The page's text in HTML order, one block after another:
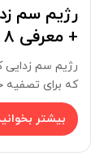
رژیم سم
+ معرفی 8 روش برای جوانسازی بدن
رژیم‌ سم
که برای تصفیه
بیشتر